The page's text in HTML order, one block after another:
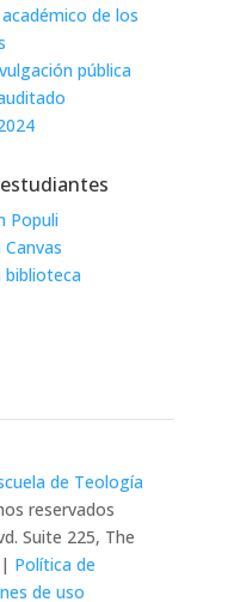
de los
pública
Populi
biblioteca
de Teología
reservados
Suite 225, The
Política de
de uso